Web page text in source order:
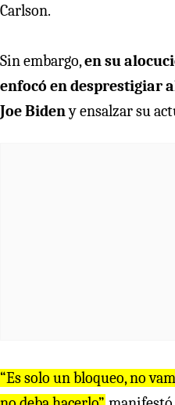
Carlson.
Sin embargo,en su
enfocó en desprestigiar
Joe Bideny ensalzar su
“Es solo un bloqueo, no